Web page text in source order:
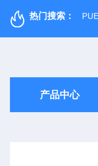
热门搜索：
产品中心